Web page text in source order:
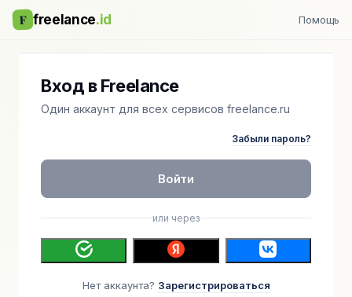
F freelance.id Помощь
Вход в Freelance
Один аккаунт для всех сервисов freelance.ru
Забыли пароль?
Войти
или через
Нет аккаунта? Зарегистрироваться